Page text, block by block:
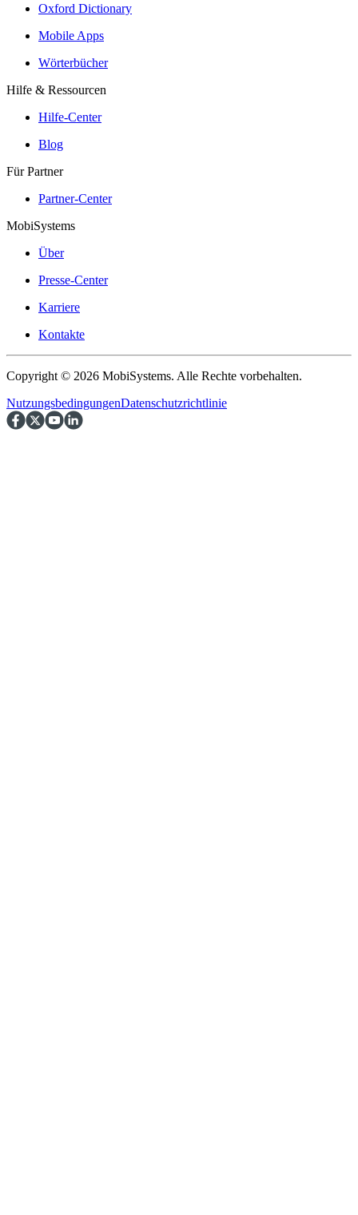
Oxford Dictionary
Mobile Apps
Wörterbücher
Hilfe & Ressourcen
Hilfe-Center
Blog
Für Partner
Partner-Center
MobiSystems
Über
Presse-Center
Karriere
Kontakte
Copyright © 2026 MobiSystems. Alle Rechte vorbehalten.
NutzungsbedingungenDatenschutzrichtlinie